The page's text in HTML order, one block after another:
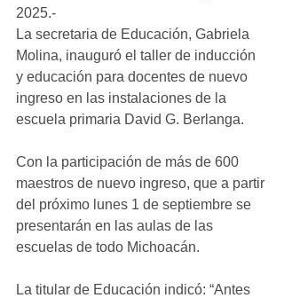
2025.-
La secretaria de Educación, Gabriela
Molina, inauguró el taller de inducción
y educación para docentes de nuevo
ingreso en las instalaciones de la
escuela primaria David G. Berlanga.
Con la participación de más de 600
maestros de nuevo ingreso, que a partir
del próximo lunes 1 de septiembre se
presentarán en las aulas de las
escuelas de todo Michoacán.
La titular de Educación indicó: “Antes